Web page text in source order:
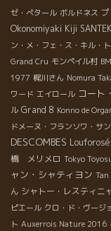
ゼ・ぺタール ボルドネス
Okonomiyaki Kiji
ン・メ・フェ・ス・キル・
Grand Cru モンペイル村
1977 梶川さん Nomura
ワード エイロール コート
ル Grand 8 Konno de
ドメーヌ・フランソワ・サ
DESCOMBES Louforosé
橋 メリメロ Tokyo
ャン・シャティヨン Tan
ん シャトー・レスティニ
ピエール クロ・ド・ヴージ
ト Auxerrois Nature 2016